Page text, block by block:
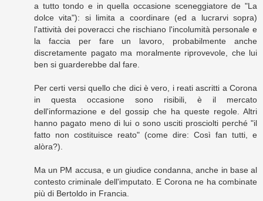
a tutto tondo e in quella occasione sceneggiatore de "La
dolce vita"): si limita a coordinare (ed a lucrarvi sopra)
l'attività dei poveracci che rischiano l'incolumità personale e
la faccia per fare un lavoro, probabilmente anche
discretamente pagato ma moralmente riprovevole, che lui
ben si guarderebbe dal fare.
Per certi versi quello che dici è vero, i reati ascritti a Corona
in questa occasione sono risibili, è il mercato
dell'informazione e del gossip che ha queste regole. Altri
hanno pagato meno di lui o sono usciti prosciolti perché "il
fatto non costituisce reato" (come dire: Così fan tutti, e
alòra?).
Ma un PM accusa, e un giudice condanna, anche in base al
contesto criminale dell'imputato. E Corona ne ha combinate
più di Bertoldo in Francia.